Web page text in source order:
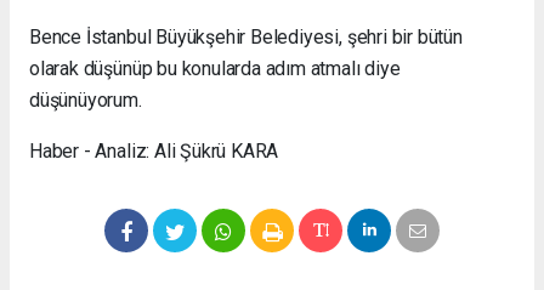
Bence İstanbul Büyükşehir Belediyesi, şehri bir bütün
olarak düşünüp bu konularda adım atmalı diye
düşünüyorum.
Haber - Analiz: Ali Şükrü KARA